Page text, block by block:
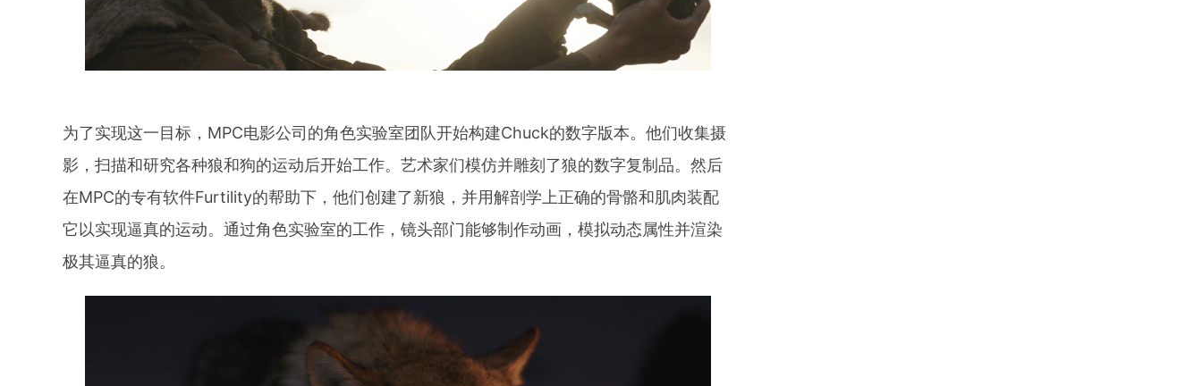
为了实现这一目标，MPC电影公司的角色实验室团队开始构建Chuck的数字版本。他们收集摄
影，扫描和研究各种狼和狗的运动后开始工作。艺术家们模仿并雕刻了狼的数字复制品。然后
在MPC的专有软件Furtility的帮助下，他们创建了新狼，并用解剖学上正确的骨骼和肌肉装配
它以实现逼真的运动。通过角色实验室的工作，镜头部门能够制作动画，模拟动态属性并渲染
极其逼真的狼。